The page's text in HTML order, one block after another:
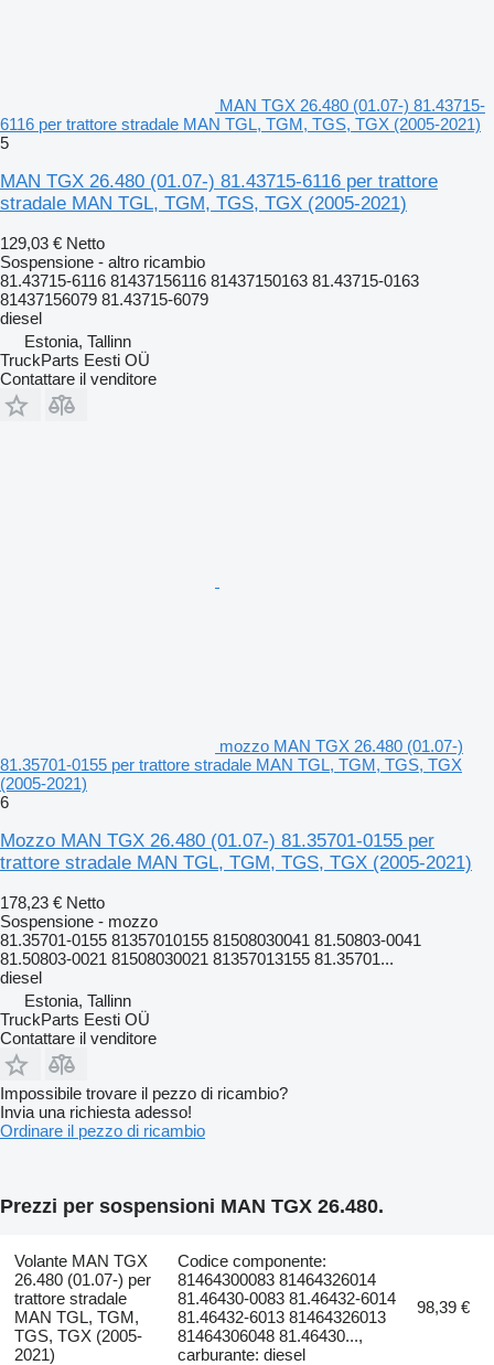
MAN TGX 26.480 (01.07-) 81.43715-
6116 per trattore stradale MAN TGL, TGM, TGS, TGX (2005-2021)
5
MAN TGX 26.480 (01.07-) 81.43715-6116 per trattore
stradale MAN TGL, TGM, TGS, TGX (2005-2021)
129,03 € Netto
Sospensione - altro ricambio
81.43715-6116 81437156116 81437150163 81.43715-0163
81437156079 81.43715-6079
diesel
Estonia, Tallinn
TruckParts Eesti OÜ
Contattare il venditore
mozzo MAN TGX 26.480 (01.07-)
81.35701-0155 per trattore stradale MAN TGL, TGM, TGS, TGX
(2005-2021)
6
Mozzo MAN TGX 26.480 (01.07-) 81.35701-0155 per
trattore stradale MAN TGL, TGM, TGS, TGX (2005-2021)
178,23 € Netto
Sospensione - mozzo
81.35701-0155 81357010155 81508030041 81.50803-0041
81.50803-0021 81508030021 81357013155 81.35701...
diesel
Estonia, Tallinn
TruckParts Eesti OÜ
Contattare il venditore
Impossibile trovare il pezzo di ricambio?
Invia una richiesta adesso!
Ordinare il pezzo di ricambio
Prezzi per sospensioni MAN TGX 26.480.
Volante MAN TGX
26.480 (01.07-) per
trattore stradale
MAN TGL, TGM,
TGS, TGX (2005-
2021)
Codice componente:
81464300083 81464326014
81.46430-0083 81.46432-6014
81.46432-6013 81464326013
81464306048 81.46430...,
carburante: diesel
98,39 €